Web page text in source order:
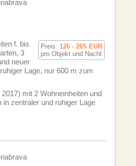
Preis: 126 - 265 EUR
pro Objekt und Nacht
f. bis
3
neuer
Lage, nur 600 m zum
mit 2 Wohneinheiten und
zentraler und ruhiger Lage